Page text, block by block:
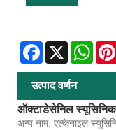
Facebook
X
उत्पाद वर्णन
ऑक्टाडेसेनिल
अन्य नाम: एल्केनाइल